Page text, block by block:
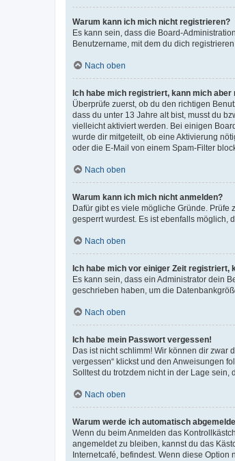
Warum kann ich mich nicht registrieren?
Es kann sein, dass die Board-
Benutzername, mit dem du dich
Nach oben
Ich habe mich registriert, kann mich aber
Überprüfe zuerst, ob du den richtigen
dass du unter 13 Jahre alt bist, musst du
vielleicht aktiviert werden. Bei einigen
wurde dir mitgeteilt, ob eine Aktivierung
oder die E-Mail von einem Spam-Filter
Nach oben
Warum kann ich mich nicht anmelden?
Dafür gibt es viele mögliche Gründe.
gesperrt wurdest. Es ist ebenfalls möglich,
Nach oben
Ich habe mich vor einiger Zeit registriert,
Es kann sein, dass ein Administrator dein
geschrieben haben, um die
Nach oben
Ich habe mein Passwort vergessen!
Das ist nicht schlimm! Wir können dir zwar
vergessen“ klickst und den Anweisungen
Solltest du trotzdem nicht in der Lage
Nach oben
Warum werde ich automatisch
Wenn du beim Anmelden das
angemeldet zu bleiben, kannst du das
Internetcafé, befindest. Wenn diese